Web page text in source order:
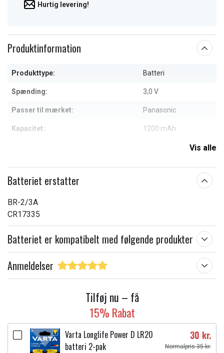
Hurtig levering!
Produktinformation
Produkttype: Batteri
Spænding: 3,0 V
Passer til mærket: Panasonic
Kapacitet: 1200 mAh
Vis alle
Batteriet erstatter
BR-2/3A
CR17335
Batteriet er kompatibelt med følgende produkter
Anmeldelser
Tilføj nu – få
15% Rabat
Varta Longlife Power D LR20
batteri 2-pak
30 kr.
Normalpris 35 kr.